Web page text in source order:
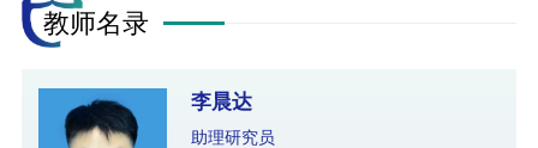
教师名录
李晨达
助理研究员